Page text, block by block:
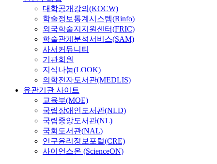
대학공개강의(KOCW)
학술정보통계시스템(Rinfo)
외국학술지지원센터(FRIC)
학술관계분석서비스(SAM)
사서커뮤니티
기관회원
지식나눔(LOOK)
의학전자도서관(MEDLIS)
유관기관 사이트
교육부(MOE)
국립장애인도서관(NLD)
국립중앙도서관(NL)
국회도서관(NAL)
연구윤리정보포털(CRE)
사이언스온 (ScienceON)